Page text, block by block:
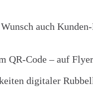
auch
QR-Code – auf
digitaler